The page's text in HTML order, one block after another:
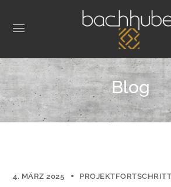
Blog
4. MÄRZ 2025